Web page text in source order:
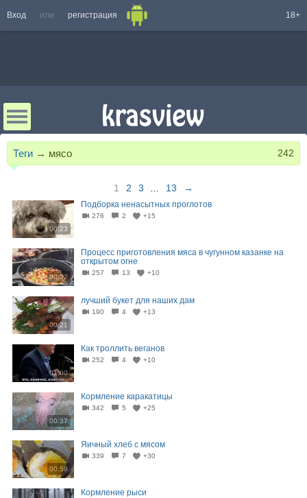
Вход или регистрация 18+
Теги → мясо 242
1 2 3 13 →
00:23
Подборка ненасытных проглотов
276 2 +15
00:52
Процесс приготовления мяса в чугунном казанке на
открытом огне
257 13 +10
00:21
лучший букет для наших дам
190 4 +13
01:00
Как троллить веганов
252 4 +10
00:37
Кормление каракатицы
342 5 +25
00:59
Яичный хлеб с мясом
339 7 +30
Кормление рыси